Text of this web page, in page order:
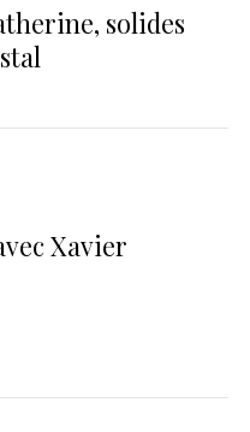
solides
Xavier